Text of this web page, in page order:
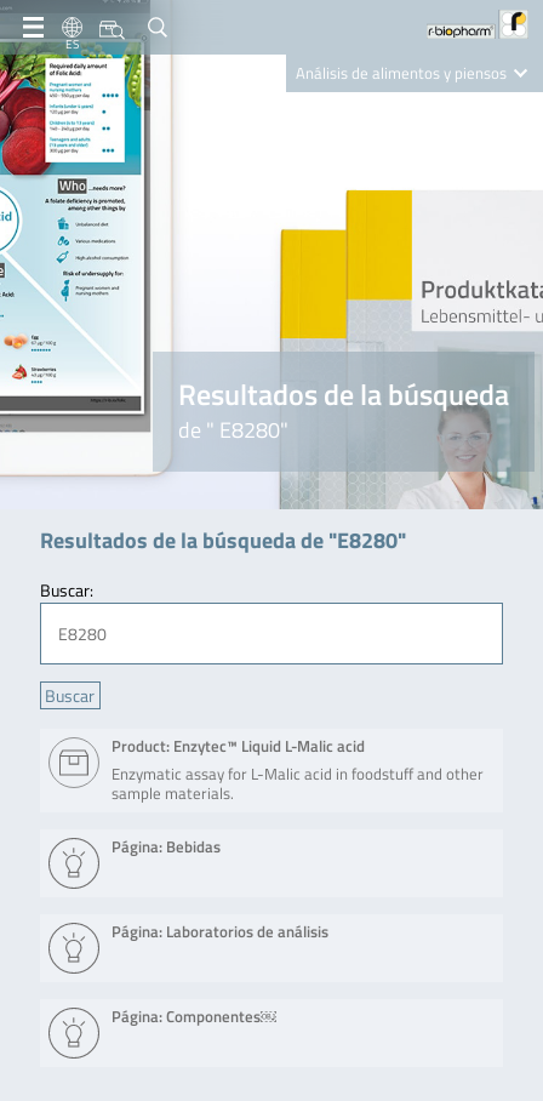
ES
Análisis de alimentos y piensos
Nutrition Care
Resultados de la búsqueda
de " E8280"
Resultados de la búsqueda de "E8280"
Buscar:
Product: Enzytec™ Liquid L-Malic acid
Enzymatic assay for L-Malic acid in foodstuff and other
sample materials.
Página: Bebidas
Página: Laboratorios de análisis
Página: Componentes￼